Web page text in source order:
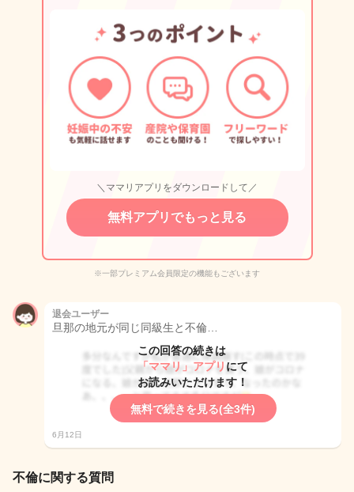
＼ママリアプリをダウンロードして／
無料アプリでもっと見る
※一部プレミアム会員限定の機能もございます
退会ユーザー
旦那の地元が同じ同級生と不倫…
この回答の続きは
「ママリ」アプリ にて
お読みいただけます！
無料で続きを見る(全3件)
6月12日
不倫に関する質問